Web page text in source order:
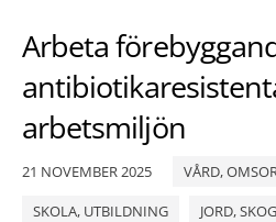
Arbeta
arbetsmiljön
21 NOVEMBER 2025
VÅRD,
SKOLA, UTBILDNING
JORD, SKOG